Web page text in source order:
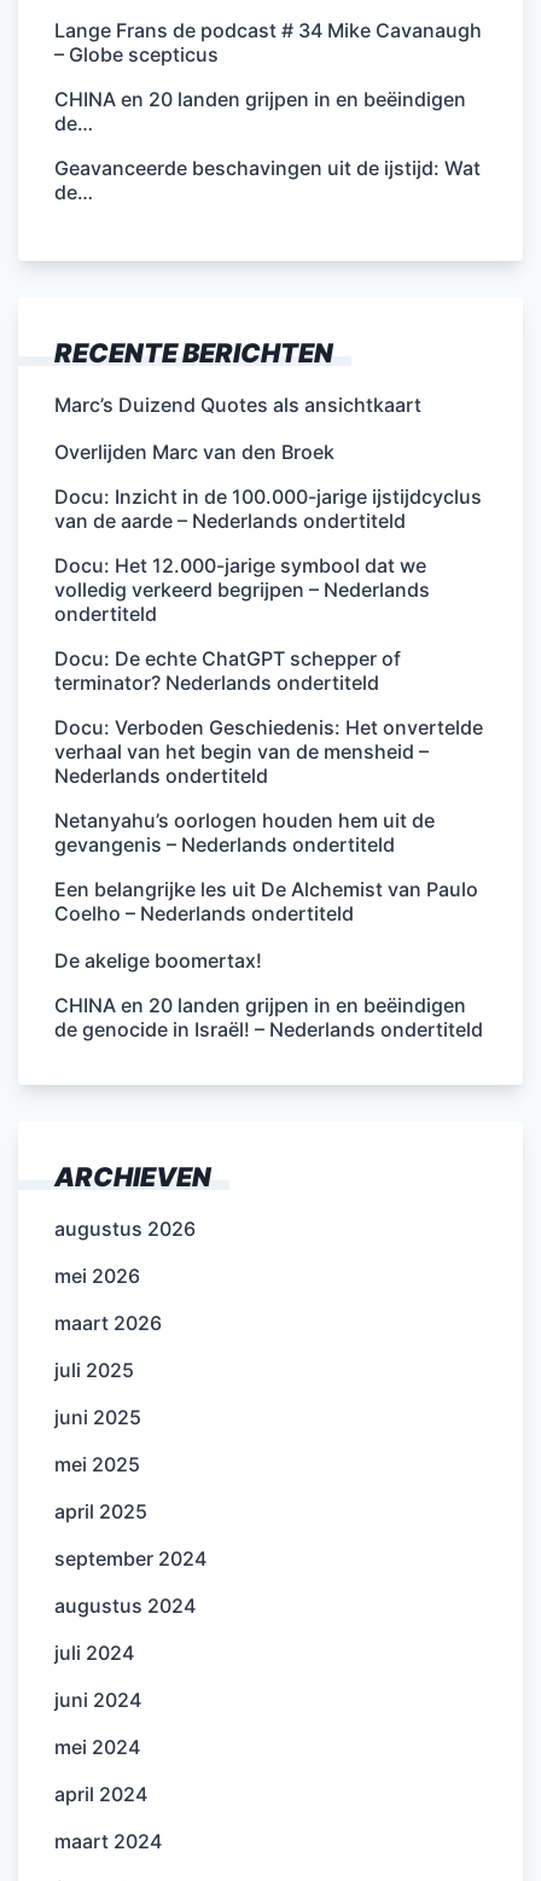
Lange Frans de podcast # 34 Mike Cavanaugh
– Globe scepticus
CHINA en 20 landen grijpen in en beëindigen
de…
Geavanceerde beschavingen uit de ijstijd: Wat
de…
RECENTE BERICHTEN
Marc’s Duizend Quotes als ansichtkaart
Overlijden Marc van den Broek
Docu: Inzicht in de 100.000-jarige ijstijdcyclus
van de aarde – Nederlands ondertiteld
Docu: Het 12.000-jarige symbool dat we
volledig verkeerd begrijpen – Nederlands
ondertiteld
Docu: De echte ChatGPT schepper of
terminator? Nederlands ondertiteld
Docu: Verboden Geschiedenis: Het onvertelde
verhaal van het begin van de mensheid –
Nederlands ondertiteld
Netanyahu’s oorlogen houden hem uit de
gevangenis – Nederlands ondertiteld
Een belangrijke les uit De Alchemist van Paulo
Coelho – Nederlands ondertiteld
De akelige boomertax!
CHINA en 20 landen grijpen in en beëindigen
de genocide in Israël! – Nederlands ondertiteld
ARCHIEVEN
augustus 2026
mei 2026
maart 2026
juli 2025
juni 2025
mei 2025
april 2025
september 2024
augustus 2024
juli 2024
juni 2024
mei 2024
april 2024
maart 2024